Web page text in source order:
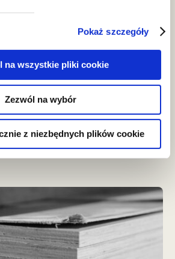
Pokaż szczegóły
na wszystkie pliki cookie
Zezwól na wybór
z niezbędnych plików cookie
chińskich władz
przez polskie